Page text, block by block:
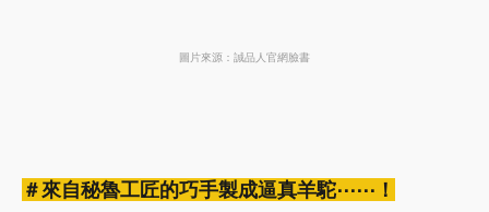
圖片來源：誠品人官網臉書
＃來自秘魯工匠的巧手製成逼真羊駝⋯⋯！